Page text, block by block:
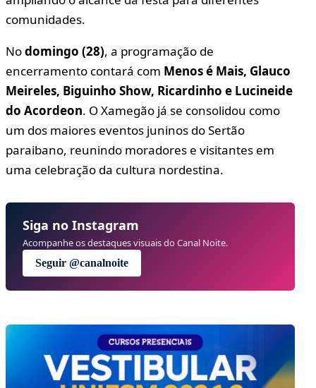
comunidades.
Nodomingo (28), a programação de
encerramento contará com Menos é Mais, Glauco
Meireles, Biguinho Show, Ricardinho e Lucineide
do Acordeon. O Xamegão já se consolidou como
um dos maiores eventos juninos do Sertão
paraibano, reunindo moradores e visitantes em
uma celebração da cultura nordestina.
Siga no Instagram
Acompanhe os destaques visuais do Canal Noite.
Seguir @canalnoite